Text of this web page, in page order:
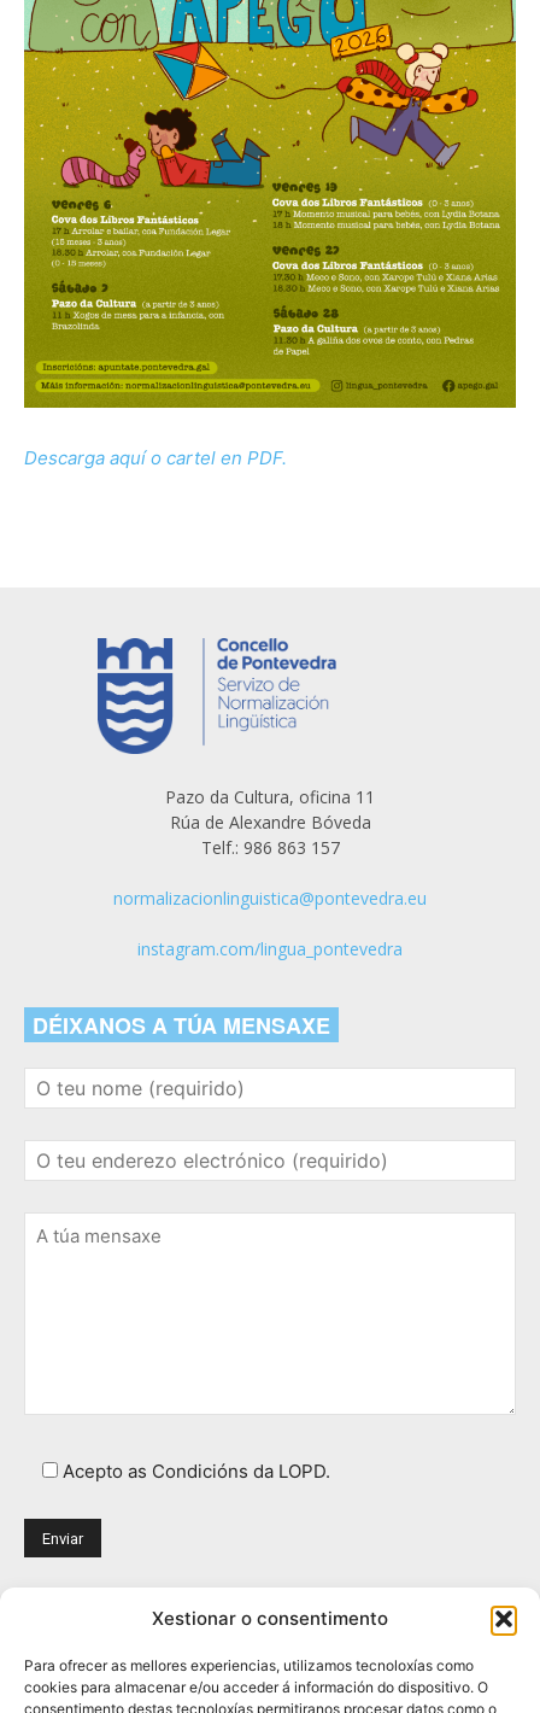
Xestionar o consentimento
Para ofrecer as mellores experiencias, utilizamos tecnoloxías como
cookies para almacenar e/ou acceder á información do dispositivo. O
consentimento destas tecnoloxías permitiranos procesar datos como o
Descarga aquí o cartel en PDF.
Pazo da Cultura, oficina 11
Rúa de Alexandre Bóveda
Telf.: 986 863 157
normalizacionlinguistica@pontevedra.eu
instagram.com/lingua_pontevedra
DÉIXANOS A TÚA MENSAXE
Acepto as Condicións da LOPD.
CATEGORÍAS POPULARES
Ponteaeuropa